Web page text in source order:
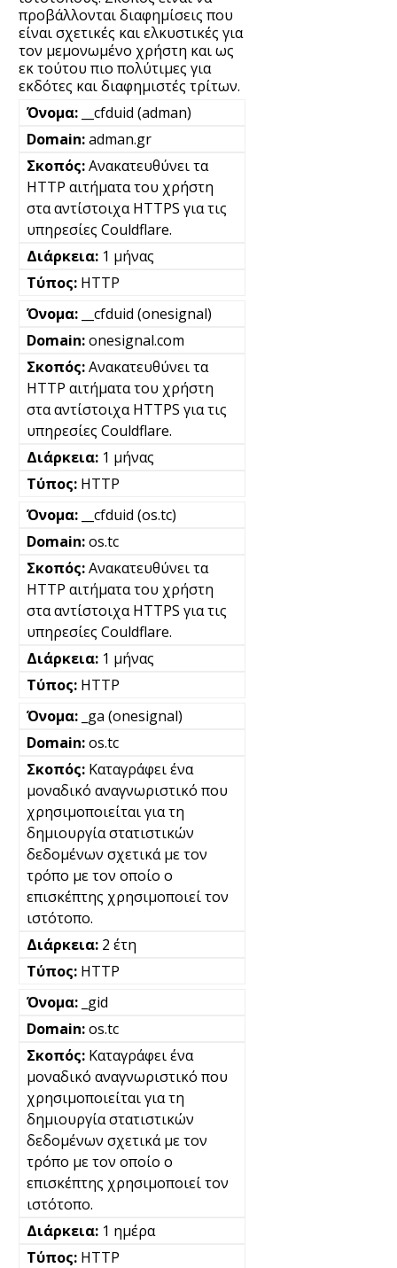
προβάλλονται διαφημίσεις που
είναι σχετικές και ελκυστικές για
τον μεμονωμένο χρήστη και ως
εκ τούτου πιο πολύτιμες για
εκδότες και διαφημιστές τρίτων.
__cfduid (adman)
adman.gr
Ανακατευθύνει τα
HTTP αιτήματα του χρήστη
στα αντίστοιχα HTTPS για τις
υπηρεσίες Couldflare.
1 μήνας
HTTP
__cfduid (onesignal)
onesignal.com
Ανακατευθύνει τα
HTTP αιτήματα του χρήστη
στα αντίστοιχα HTTPS για τις
υπηρεσίες Couldflare.
1 μήνας
HTTP
__cfduid (os.tc)
os.tc
Ανακατευθύνει τα
HTTP αιτήματα του χρήστη
στα αντίστοιχα HTTPS για τις
υπηρεσίες Couldflare.
1 μήνας
HTTP
_ga (onesignal)
os.tc
Καταγράφει ένα
μοναδικό αναγνωριστικό που
χρησιμοποιείται για τη
δημιουργία στατιστικών
δεδομένων σχετικά με τον
τρόπο με τον οποίο ο
επισκέπτης χρησιμοποιεί τον
ιστότοπο.
2 έτη
HTTP
_gid
os.tc
Καταγράφει ένα
μοναδικό αναγνωριστικό που
χρησιμοποιείται για τη
δημιουργία στατιστικών
δεδομένων σχετικά με τον
τρόπο με τον οποίο ο
επισκέπτης χρησιμοποιεί τον
ιστότοπο.
1 ημέρα
HTTP